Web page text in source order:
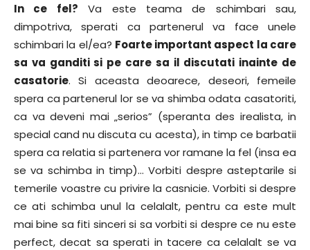
In ce fel? Va este teama de schimbari sau,
dimpotriva, sperati ca partenerul va face unele
schimbari la el/ea? Foarte important aspect la care
sa va ganditi si pe care sa il discutati inainte de
casatorie. Si aceasta deoarece, deseori, femeile
spera ca partenerul lor se va shimba odata casatoriti,
ca va deveni mai „serios” (speranta des irealista, in
special cand nu discuta cu acesta), in timp ce barbatii
spera ca relatia si partenera vor ramane la fel (insa ea
se va schimba in timp)… Vorbiti despre asteptarile si
temerile voastre cu privire la casnicie. Vorbiti si despre
ce ati schimba unul la celalalt, pentru ca este mult
mai bine sa fiti sinceri si sa vorbiti si despre ce nu este
perfect, decat sa sperati in tacere ca celalalt se va